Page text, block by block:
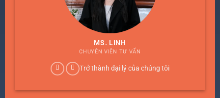
MS. LINH
CHUYÊN VIÊN TƯ VẤN
Trở thành đại lý của chúng tôi